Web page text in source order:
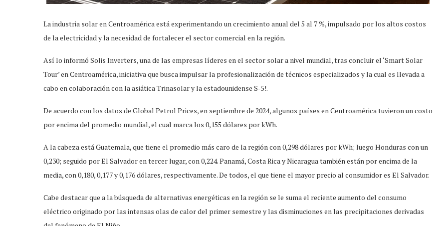
La industria solar en Centroamérica está experimentando un crecimiento anual del 5 al 7 %, impulsado por los altos costos
de la electricidad y la necesidad de fortalecer el sector comercial en la región.
Así lo informó Solis Inverters, una de las empresas líderes en el sector solar a nivel mundial, tras concluir el ‘Smart Solar
Tour’ en Centroamérica, iniciativa que busca impulsar la profesionalización de técnicos especializados y la cual es llevada a
cabo en colaboración con la asiática Trinasolar y la estadounidense S-5!.
De acuerdo con los datos de Global Petrol Prices, en septiembre de 2024, algunos países en Centroamérica tuvieron un costo
por encima del promedio mundial, el cual marca los 0,155 dólares por kWh.
A la cabeza está Guatemala, que tiene el promedio más caro de la región con 0,298 dólares por kWh; luego Honduras con un
0,230; seguido por El Salvador en tercer lugar, con 0,224. Panamá, Costa Rica y Nicaragua también están por encima de la
media, con 0,180, 0,177 y 0,176 dólares, respectivamente. De todos, el que tiene el mayor precio al consumidor es El Salvador.
Cabe destacar que a la búsqueda de alternativas energéticas en la región se le suma el reciente aumento del consumo
eléctrico originado por las intensas olas de calor del primer semestre y las disminuciones en las precipitaciones derivadas